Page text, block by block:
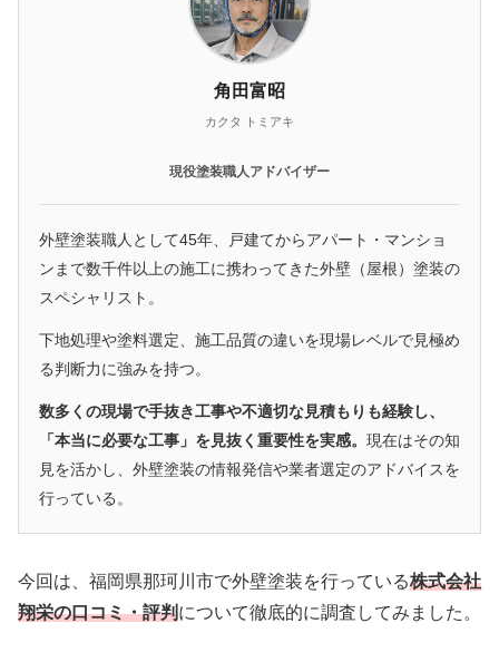
角田富昭
カクタ トミアキ
現役塗装職人アドバイザー
外壁塗装職人として45年、戸建てからアパート・マンショ
ンまで数千件以上の施工に携わってきた外壁（屋根）塗装の
スペシャリスト。
下地処理や塗料選定、施工品質の違いを現場レベルで見極め
る判断力に強みを持つ。
数多くの現場で手抜き工事や不適切な見積もりも経験し、
「本当に必要な工事」を見抜く重要性を実感。 現在はその知
見を活かし、外壁塗装の情報発信や業者選定のアドバイスを
行っている。
今回は、福岡県那珂川市で外壁塗装を行っている株式会社
翔栄の口コミ・評判について徹底的に調査してみました。